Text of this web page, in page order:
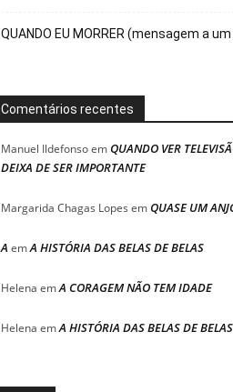
QUANDO EU MORRER (mensagem a
Comentários recentes
Manuel IldefonsoemQUANDO VER
DEIXA DE SER IMPORTANTE
Margarida Chagas Lopes emQUASE UM
A emA HISTÓRIA DAS BELAS DE BELAS
Helena emA CORAGEM NÃO TEM IDADE
Helena emA HISTÓRIA DAS BELAS DE BELAS